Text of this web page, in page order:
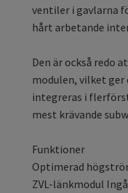
ventiler i gavlarna
hårt arbetande
Den är också redo
modulen, vilket
integreras i
mest krävande
Funktioner
Optimerad
ZVL-länkmodul